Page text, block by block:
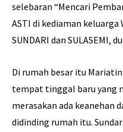
selebaran “Mencari
ASTI di kediaman
SUNDARI dan SULASEMI,
Di rumah besar itu
tempat tinggal baru yang
merasakan ada keanehan
didinding rumah itu.